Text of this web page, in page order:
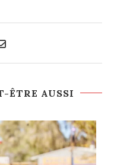
ÊTRE AUSSI